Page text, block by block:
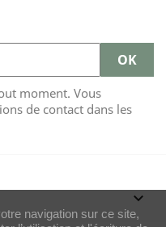
moment. Vous
de contact dans les

navigation sur ce site,